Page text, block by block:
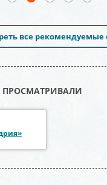
все рекомендуемые